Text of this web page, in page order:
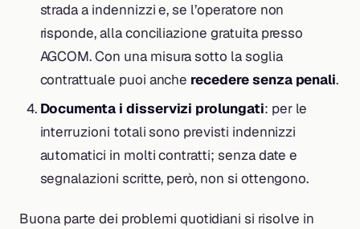
strada a indennizzi e, se l’operatore non
risponde, alla conciliazione gratuita presso
AGCOM. Con una misura sotto la soglia
contrattuale puoi anche recedere senza penali.
Documenta i disservizi prolungati: per le
interruzioni totali sono previsti indennizzi
automatici in molti contratti; senza date e
segnalazioni scritte, però, non si ottengono.
Buona parte dei problemi quotidiani si risolve in